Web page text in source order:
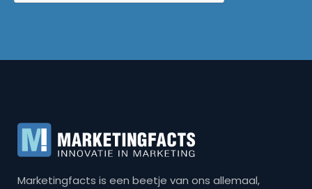
Marketingfacts is een beetje van ons allemaal,